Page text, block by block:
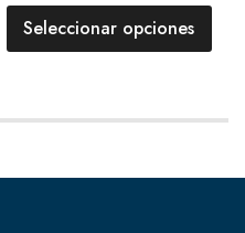
Seleccionar opciones